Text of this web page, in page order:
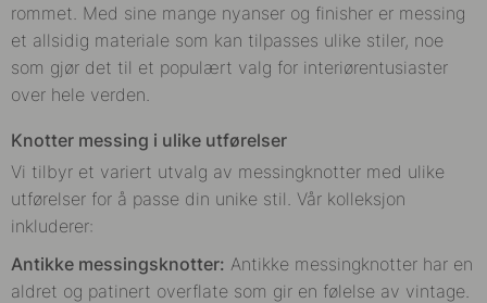
rommet. Med sine mange nyanser og finisher er messing
et allsidig materiale som kan tilpasses ulike stiler, noe
som gjør det til et populært valg for interiørentusiaster
over hele verden.
Knotter messing i ulike utførelser
Vi tilbyr et variert utvalg av messingknotter med ulike
utførelser for å passe din unike stil. Vår kolleksjon
inkluderer:
Antikke messingsknotter: Antikke messingknotter har en
aldret og patinert overflate som gir en følelse av vintage.